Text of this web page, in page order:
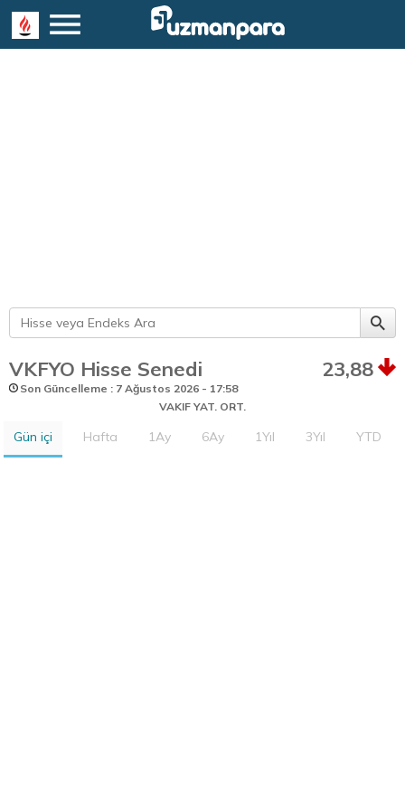
VKFYO Hisse Senedi 23,88
Son Güncelleme : 7 Ağustos 2026 - 17:58
VAKIF YAT. ORT.
Gün içi Hafta 1Ay 6Ay 1Yıl 3Yıl YTD